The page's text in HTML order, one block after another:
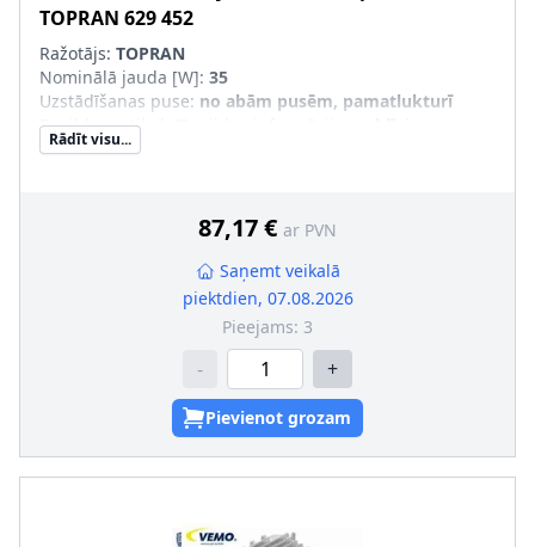
TOPRAN 629 452
Ražotājs: TOPRAN
Nominālā jauda [W]: 35
Uzstādīšanas puse: no abām pusēm, pamatlukturī
Papildus artikuls/Papildus informācija
Spraudkontaktu skaits
Vecās detaļas atgriešana nav obligāta
Alumīnijs
Rādīt visu...
87,17 € ar PVN
Saņemt veikalā
piektdien, 07.08.2026
Pieejams: 3
- +
Pievienot grozam